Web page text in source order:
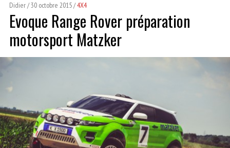
Didier 30 octobre 2015 4X4
Evoque Range Rover préparation
motorsport Matzker